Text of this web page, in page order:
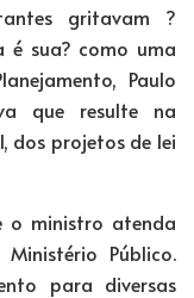
gritavam ?
é sua? como uma
Paulo
que resulte na
dos projetos de lei
o ministro atenda
Público.
para diversas